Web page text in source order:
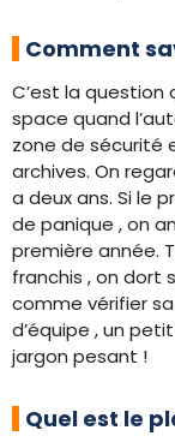
Comment
C’est la question
space quand
zone de sécurité
archives. On
a deux ans. Si le
de panique , on
première année.
franchis , on dort
comme vérifier
d’équipe , un
jargon pesant !
Quel est le